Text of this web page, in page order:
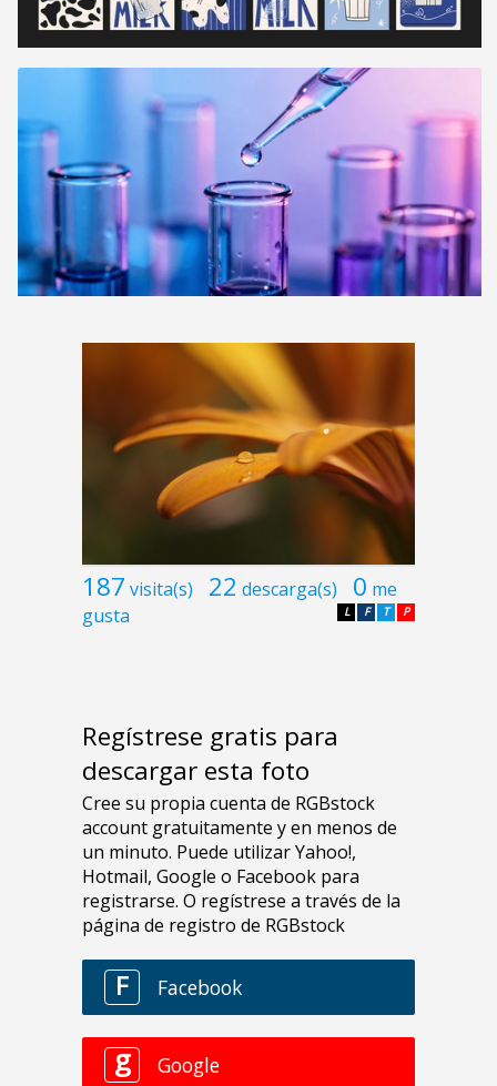
187 visita(s) 22 descarga(s) 0 me
gusta
P
T
F
L
Regístrese gratis para
descargar esta foto